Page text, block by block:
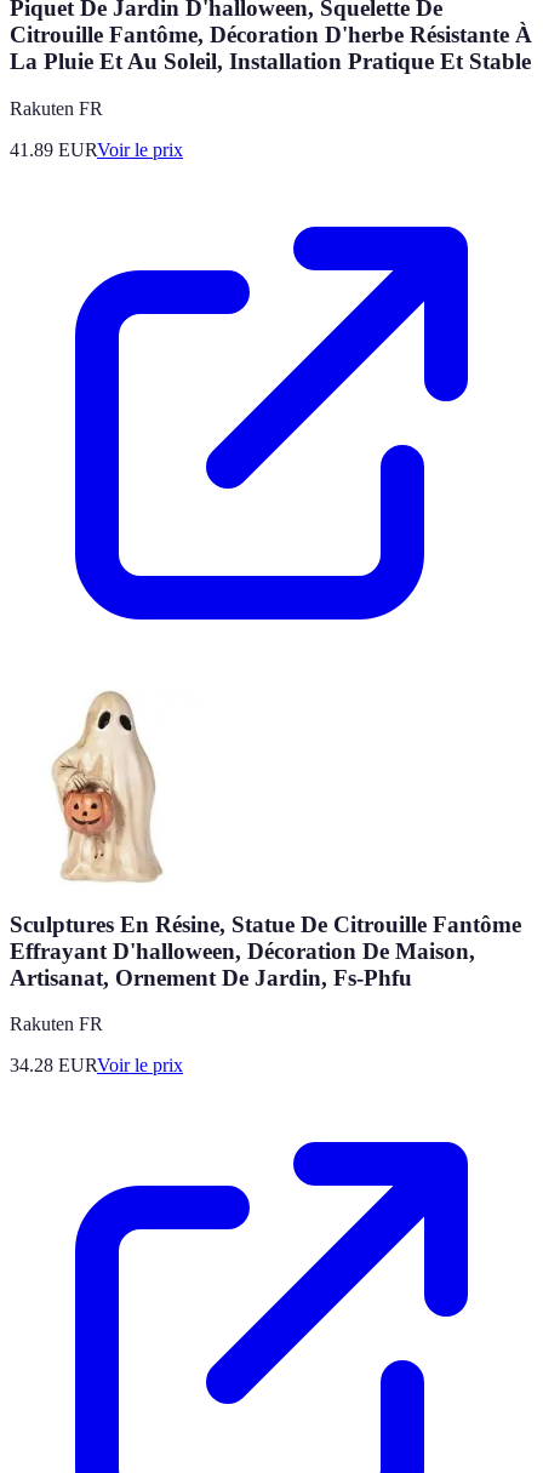
Piquet De Jardin D'halloween, Squelette De
Citrouille Fantôme, Décoration D'herbe Résistante À
La Pluie Et Au Soleil, Installation Pratique Et Stable
Rakuten FR
41.89 EURVoir le prix
Sculptures En Résine, Statue De Citrouille Fantôme
Effrayant D'halloween, Décoration De Maison,
Artisanat, Ornement De Jardin, Fs-Phfu
Rakuten FR
34.28 EURVoir le prix